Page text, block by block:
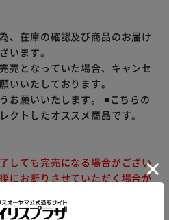
、在庫の確認及び商品のお届け
います。
売となっていた場合、キャンセ
いいたしております。
お願いいたします。 ■こちらの
クトしたオススメ商品です。
しても完売になる場合がござい
にお断りさせていただく場合が